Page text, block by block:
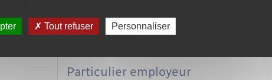
Dans la fonction publique
Particulier employeur
Tout refuser Personnaliser